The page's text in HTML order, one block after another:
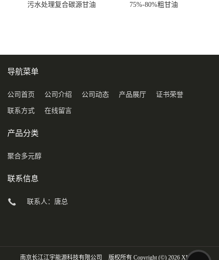
污水处理复合碳源甘油
75%-80%粗甘油
导航菜单
公司首页 公司介绍 公司动态 产品展厅 证书荣誉
联系方式 在线留言
产品分类
聚合多元醇
联系信息
联系人：唐总
南京长江江宇能源科技有限公司 版权所有 Copyright (©) 2026 XML